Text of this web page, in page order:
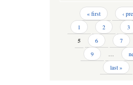
« first
‹
1
2 3
5 6 7
9
…
last »